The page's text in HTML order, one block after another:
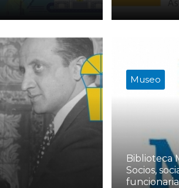
Museo
Biblioteca
Socios,